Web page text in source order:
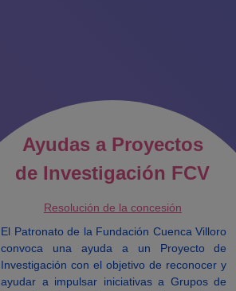
Ayudas a Proyectos
de Investigación FCV
Resolución de la concesión
El Patronato de la Fundación Cuenca Villoro
convoca una ayuda a un Proyecto de
Investigación con el objetivo de reconocer y
ayudar a impulsar iniciativas a Grupos de